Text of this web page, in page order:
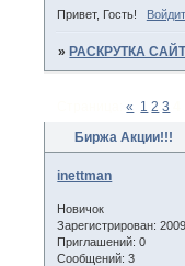
Привет, Гость!
» РАСКРУТКА
Биржа Акции!!!
Страница:« 1 2 3
inettman
Новичок
Зарегистрирован:
Приглашений: 0
Сообщений: 3